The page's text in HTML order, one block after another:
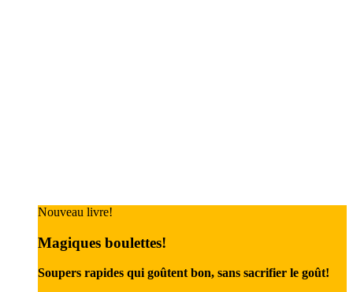
Nouveau livre!
Magiques boulettes!
Soupers rapides qui goûtent bon, sans sacrifier le goût!